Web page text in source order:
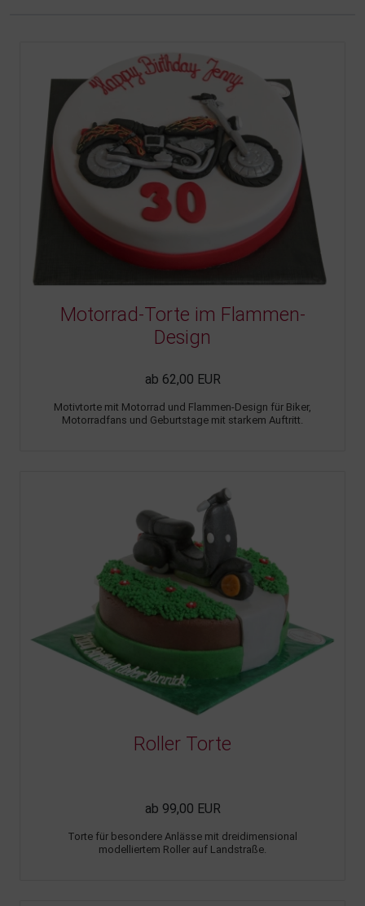
Motorrad-Torte im Flammen-
Design
ab 62,00 EUR
Motivtorte mit Motorrad und Flammen-Design für Biker,
Motorradfans und Geburtstage mit starkem Auftritt.
Roller Torte
ab 99,00 EUR
Torte für besondere Anlässe mit dreidimensional
modelliertem Roller auf Landstraße.